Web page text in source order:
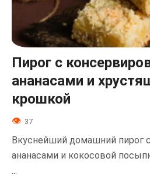
Пирог с
ананасами и
крошкой
37
Вкуснейший домашний пирог
ананасами и кокосовой
...